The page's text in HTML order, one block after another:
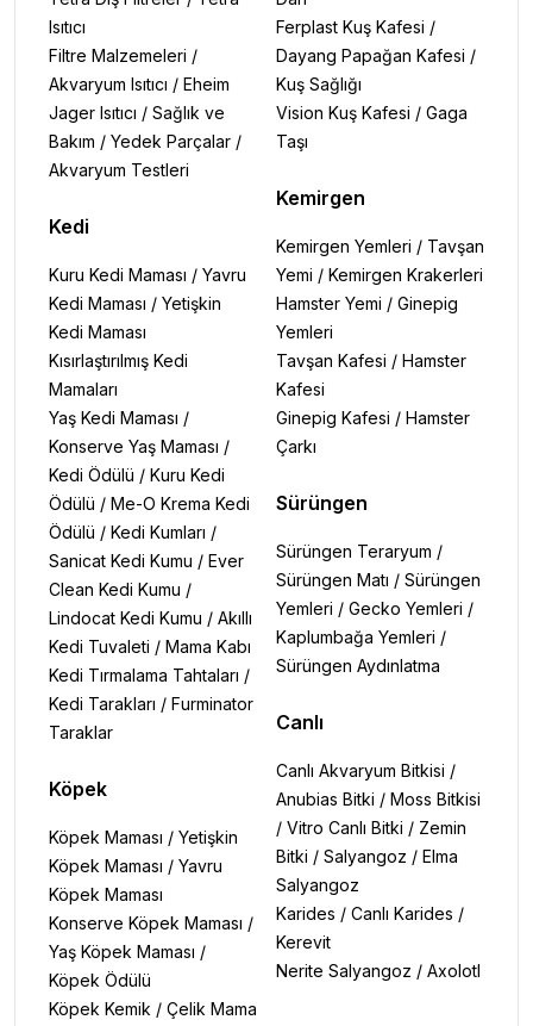
Isıtıcı
Filtre Malzemeleri /
Akvaryum Isıtıcı / Eheim
Jager Isıtıcı / Sağlık ve
Bakım / Yedek Parçalar /
Akvaryum Testleri
Kedi
Kuru Kedi Maması / Yavru
Kedi Maması / Yetişkin
Kedi Maması
Kısırlaştırılmış Kedi
Mamaları
Yaş Kedi Maması /
Konserve Yaş Maması /
Kedi Ödülü / Kuru Kedi
Ödülü / Me-O Krema Kedi
Ödülü / Kedi Kumları /
Sanicat Kedi Kumu / Ever
Clean Kedi Kumu /
Lindocat Kedi Kumu / Akıllı
Kedi Tuvaleti / Mama Kabı
Kedi Tırmalama Tahtaları /
Kedi Tarakları / Furminator
Taraklar
Köpek
Köpek Maması / Yetişkin
Köpek Maması / Yavru
Köpek Maması
Konserve Köpek Maması /
Yaş Köpek Maması /
Köpek Ödülü
Köpek Kemik / Çelik Mama
Ferplast Kuş Kafesi /
Dayang Papağan Kafesi /
Kuş Sağlığı
Vision Kuş Kafesi / Gaga
Taşı
Kemirgen
Kemirgen Yemleri / Tavşan
Yemi / Kemirgen Krakerleri
Hamster Yemi / Ginepig
Yemleri
Tavşan Kafesi / Hamster
Kafesi
Ginepig Kafesi / Hamster
Çarkı
Sürüngen
Sürüngen Teraryum /
Sürüngen Matı / Sürüngen
Yemleri / Gecko Yemleri /
Kaplumbağa Yemleri /
Sürüngen Aydınlatma
Canlı
Canlı Akvaryum Bitkisi /
Anubias Bitki / Moss Bitkisi
/ Vitro Canlı Bitki / Zemin
Bitki / Salyangoz / Elma
Salyangoz
Karides / Canlı Karides /
Kerevit
Nerite Salyangoz / Axolotl